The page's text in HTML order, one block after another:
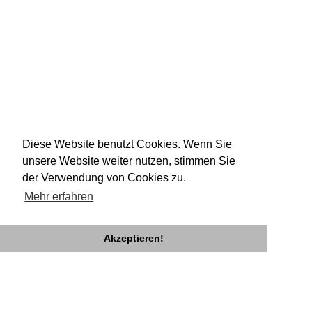
Diese Website benutzt Cookies. Wenn Sie
unsere Website weiter nutzen, stimmen Sie
der Verwendung von Cookies zu.
Mehr erfahren
Akzeptieren!